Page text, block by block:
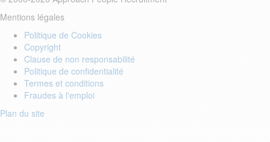
Mentions légales
Politique de Cookies
Copyright
Clause de non responsabilité
Politique de confidentialité
Termes et conditions
Fraudes à l'emploi
Plan du site